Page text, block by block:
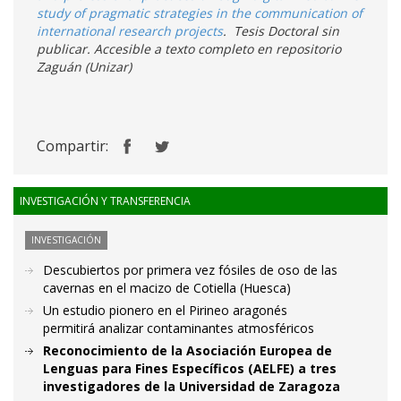
study of pragmatic strategies in the communication of
international research projects. Tesis Doctoral sin
publicar. Accesible a texto completo en repositorio
Zaguán (Unizar)
Compartir:
INVESTIGACIÓN Y TRANSFERENCIA
INVESTIGACIÓN
Descubiertos por primera vez fósiles de oso de las
cavernas en el macizo de Cotiella (Huesca)
Un estudio pionero en el Pirineo aragonés
permitirá analizar contaminantes atmosféricos
Reconocimiento de la Asociación Europea de
Lenguas para Fines Específicos (AELFE) a tres
investigadores de la Universidad de Zaragoza